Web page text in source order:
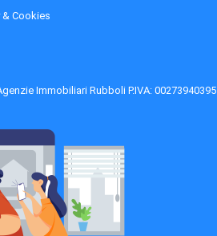
& Cookies
Immobiliari Rubboli P.IVA: 00273940395